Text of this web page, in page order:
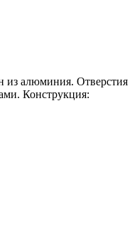
из алюминия. Отверстия
Конструкция: